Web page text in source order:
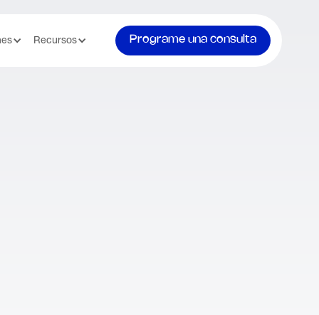
Recursos Programe una consulta